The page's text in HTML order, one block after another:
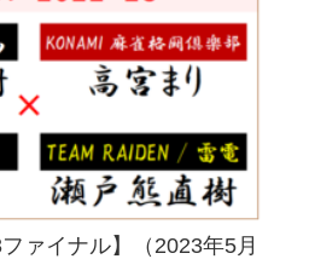
ァイナル】（2023年5月